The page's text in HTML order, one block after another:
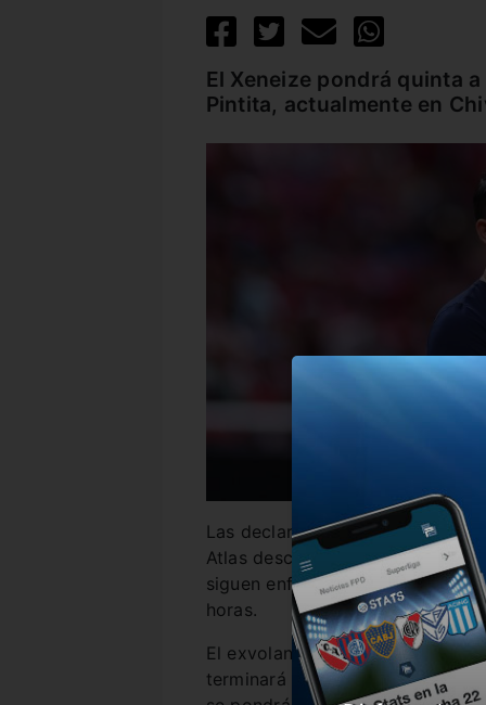
El Xeneize pondrá quinta
Pintita, actualmente en
Las declaraciones deFernando
Atlas desconcertaron a los
siguen enfocados en poder
horas.
El exvolante sigue siendo el
terminará concretándose.